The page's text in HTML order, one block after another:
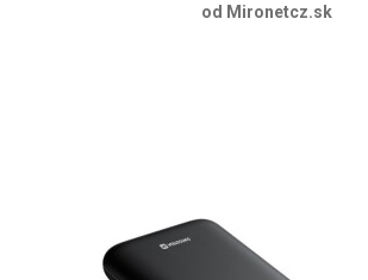
od Mironetcz.sk